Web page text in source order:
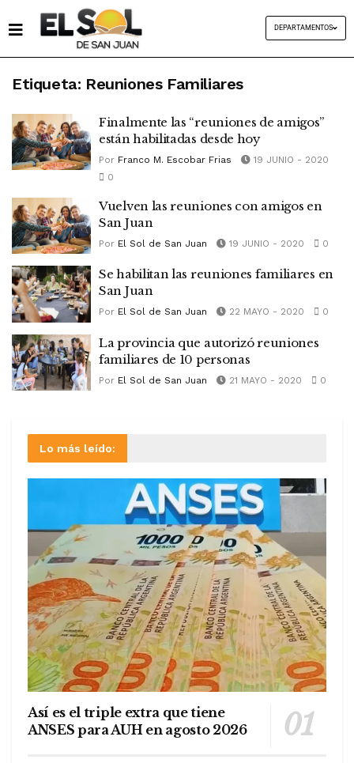
DEPARTAMENTOS
Etiqueta: Reuniones Familiares
Finalmente las “reuniones de amigos”
están habilitadas desde hoy
Por Franco M. Escobar Frias
19 JUNIO - 2020
0
Vuelven las reuniones con amigos en
San Juan
Por El Sol de San Juan 19 JUNIO - 2020 0
Se habilitan las reuniones familiares en
San Juan
Por El Sol de San Juan 22 MAYO - 2020 0
La provincia que autorizó reuniones
familiares de 10 personas
Por El Sol de San Juan 21 MAYO - 2020 0
Lo más leído:
Así es el triple extra que tiene
ANSES para AUH en agosto 2026